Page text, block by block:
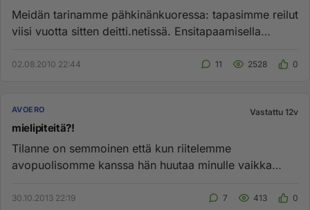
Meidän tarinamme pähkinänkuoressa: tapasimme reilut
viisi vuotta sitten deitti.netissä. Ensitapaamisella
02.08.2010 22:44 11 2528 0
AVOERO Vastattu 12v
mielipiteitä?!
Tilanne on semmoinen että kun riitelemme
avopuolisomme kanssa hän huutaa minulle vaikka
30.10.2013 22:19 7 413 0